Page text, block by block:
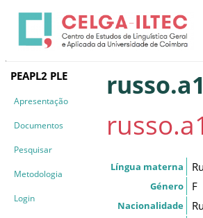
PEAPL2 PLE
Apresentação
Documentos
Pesquisar
Metodologia
Login
Língua materna
Género F
Nacionalidade